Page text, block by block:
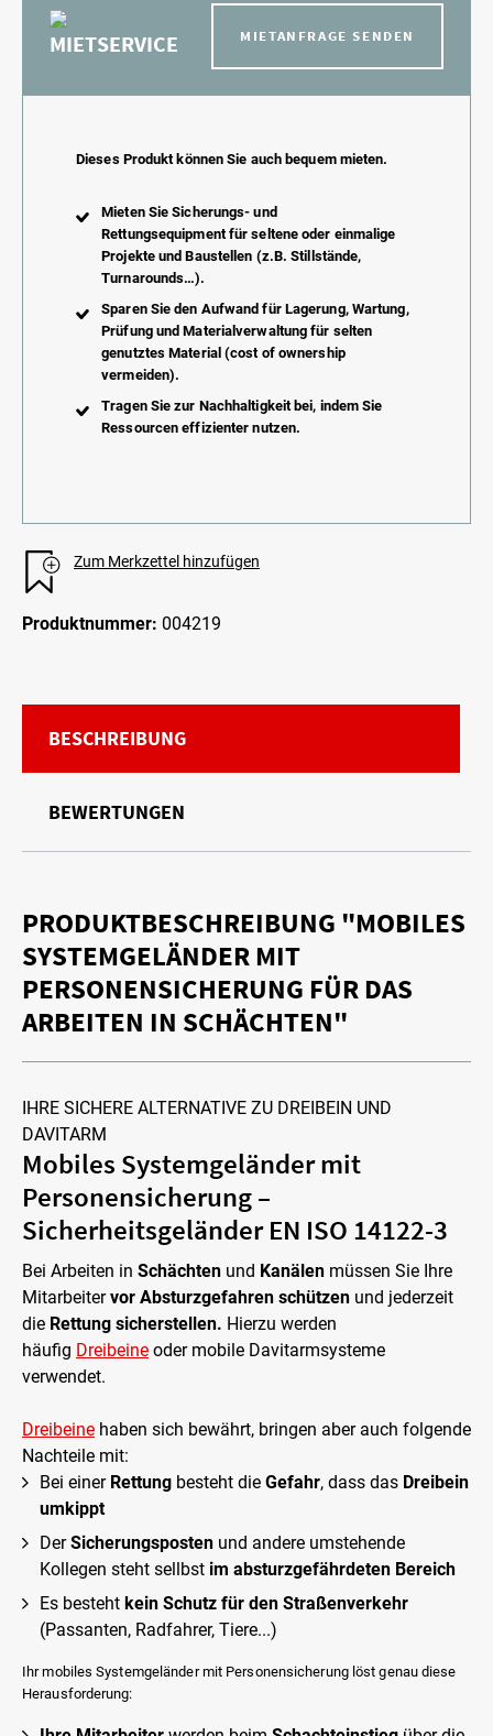
MIETSERVICE MIETANFRAGE SENDEN
Dieses Produkt können Sie auch bequem mieten.
Mieten Sie Sicherungs- und
Rettungsequipment für seltene oder einmalige
Projekte und Baustellen (z.B. Stillstände,
Turnarounds…).
Sparen Sie den Aufwand für Lagerung, Wartung,
Prüfung und Materialverwaltung für selten
genutztes Material (cost of ownership
vermeiden).
Tragen Sie zur Nachhaltigkeit bei, indem Sie
Ressourcen effizienter nutzen.
Zum Merkzettel hinzufügen
Produktnummer: 004219
BESCHREIBUNG
BEWERTUNGEN
PRODUKTBESCHREIBUNG "MOBILES
SYSTEMGELÄNDER MIT
PERSONENSICHERUNG FÜR DAS
ARBEITEN IN SCHÄCHTEN"
IHRE SICHERE ALTERNATIVE ZU DREIBEIN UND
DAVITARM
Mobiles Systemgeländer mit
Personensicherung –
Sicherheitsgeländer EN ISO 14122-3
Bei Arbeiten in Schächten und Kanälen müssen Sie Ihre
Mitarbeitervor Absturzgefahren schützen und jederzeit
die Rettung sicherstellen. Hierzu werden
häufig Dreibeine oder mobile Davitarmsysteme
verwendet.
Dreibeine haben sich bewährt, bringen aber auch folgende
Nachteile mit:
Bei einer Rettung besteht die Gefahr, dass das Dreibein
umkippt
DerSicherungsposten und andere umstehende
Kollegen steht sellbst im absturzgefährdeten Bereich
Es besteht kein Schutz für den Straßenverkehr
(Passanten, Radfahrer, Tiere...)
Ihr mobiles Systemgeländer mit Personensicherung löst genau diese
Herausforderung: